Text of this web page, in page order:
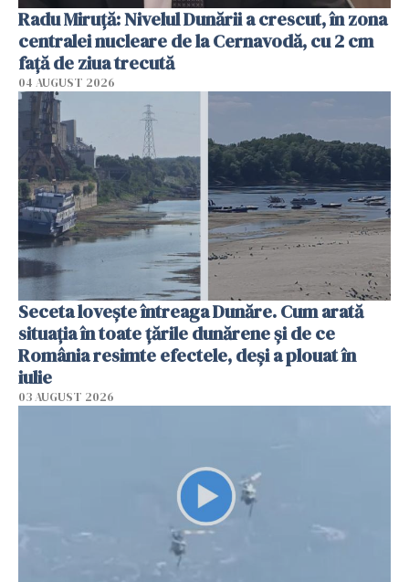
Radu Miruţă: Nivelul Dunării a crescut, în zona
centralei nucleare de la Cernavodă, cu 2 cm
faţă de ziua trecută
04 AUGUST 2026
Seceta lovește întreaga Dunăre. Cum arată
situația în toate țările dunărene și de ce
România resimte efectele, deși a plouat în
iulie
03 AUGUST 2026